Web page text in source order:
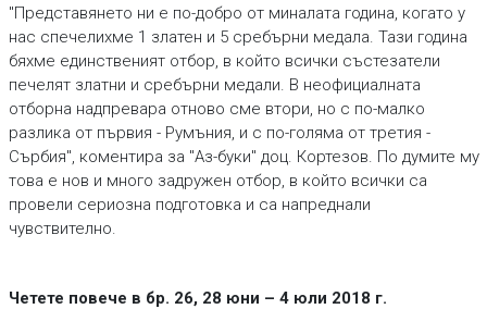
"Представянето ни е по-добро от миналата година, когато у
нас спечелихме 1 златен и 5 сребърни медала. Тази година
бяхме единственият отбор, в който всички състезатели
печелят златни и сребърни медали. В неофициалната
отборна надпревара отново сме втори, но с по-малко
разлика от първия - Румъния, и с по-голяма от третия -
Сърбия", коментира за "Аз-буки" доц. Кортезов. По думите му
това е нов и много задружен отбор, в който всички са
провели сериозна подготовка и са напреднали
чувствително.
Четете повече в бр. 26, 28 юни – 4 юли 2018 г.